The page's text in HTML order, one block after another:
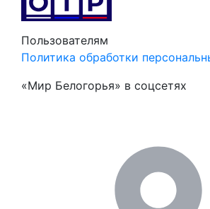
Пользователям
Политика обработки
«Мир Белогорья» в соцсетях